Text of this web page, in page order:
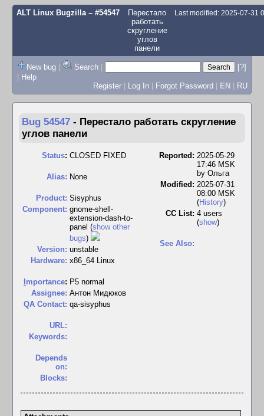
ALT Linux Bugzilla– #54547
Перестало
работать
скругление
углов
панели
Last modified: 2025-07-31
New bug | Search |
[?]
| Help
Register | Log In | Forgot Password | EN | RU
Bug 54547 - Перестало работать скругление
углов панели
Status: CLOSED FIXED
Alias: None
Product: Sisyphus
Component: gnome-shell-
extension-dash-to-
panel (show other
bugs)
Version: unstable
Hardware: x86_64 Linux
mportance: P5 normal
Assignee: Антон Мидюков
QA Contact: qa-sisyphus
URL:
Keywords:
Depends
on:
Blocks:
Reported: 2025-05-29
17:46 MSK
by Ольга
Modified: 2025-07-31
08:00 MSK
(History)
CC List: 4 users
(show)
See Also: